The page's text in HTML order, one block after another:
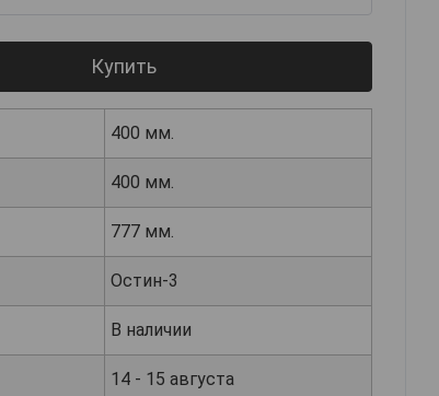
Купить
400 мм.
400 мм.
777 мм.
Остин-3
В наличии
14 - 15 августа